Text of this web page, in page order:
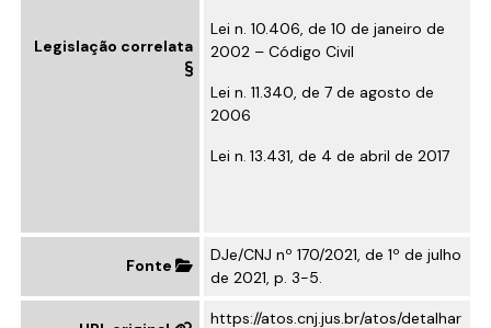
Legislação correlata
Lei n. 10.406, de 10 de janeiro de
2002 – Código Civil
Lei n. 11.340, de 7 de agosto de
2006
Lei n. 13.431, de 4 de abril de 2017
Fonte
DJe/CNJ nº 170/2021, de 1º de julho
de 2021, p. 3-5.
https://atos.cnj.jus.br/atos/detalhar